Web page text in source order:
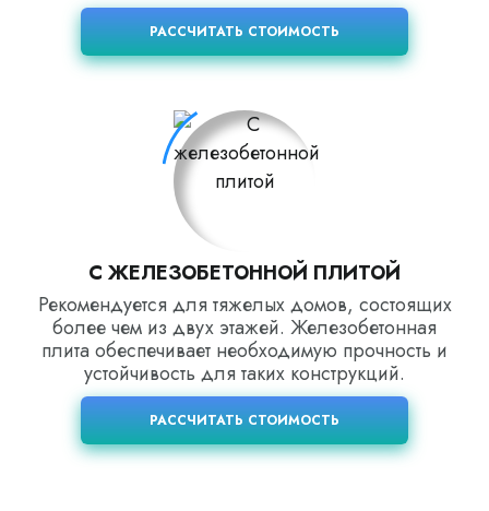
РАССЧИТАТЬ СТОИМОСТЬ
С ЖЕЛЕЗОБЕТОННОЙ ПЛИТОЙ
Рекомендуется для тяжелых домов, состоящих
более чем из двух этажей. Железобетонная
плита обеспечивает необходимую прочность и
устойчивость для таких конструкций.
РАССЧИТАТЬ СТОИМОСТЬ